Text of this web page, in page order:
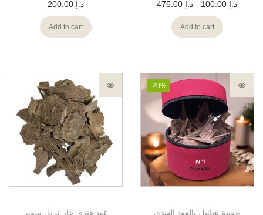
د.إ 200.00
Add to cart
د.إ
– د.إ
Add to cart
عود هندي جار تربل سوبر
-20%
حقيبة شانيل بالعود الهندي